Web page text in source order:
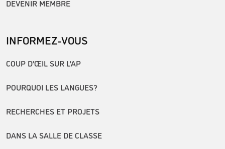
DEVENIR MEMBRE
INFORMEZ-VOUS
COUP D’ŒIL SUR L’AP
POURQUOI LES LANGUES?
RECHERCHES ET PROJETS
DANS LA SALLE DE CLASSE